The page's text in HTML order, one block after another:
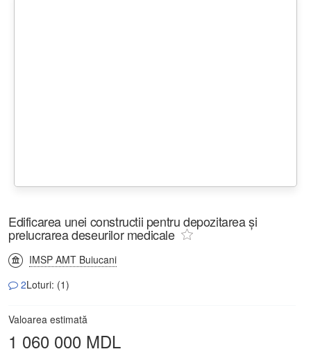
Edificarea unei constructii pentru depozitarea și
prelucrarea deseurilor medicale
IMSP AMT Buiucani
2Loturi: (1)
Valoarea estimată
1 060 000 MDL